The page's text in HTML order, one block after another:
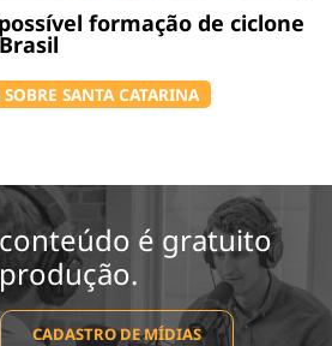
formação de ciclone
SANTA CATARINA
é gratuito
CADASTRO DE MÍDIAS